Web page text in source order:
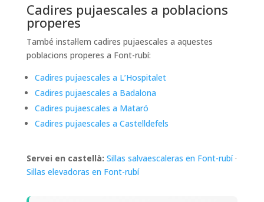
Cadires pujaescales a poblacions
properes
També instal·lem cadires pujaescales a aquestes
poblacions properes a Font-rubí:
Cadires pujaescales a L’Hospitalet
Cadires pujaescales a Badalona
Cadires pujaescales a Mataró
Cadires pujaescales a Castelldefels
Servei en castellà: Sillas salvaescaleras en Font-rubí·
Sillas elevadoras en Font-rubí